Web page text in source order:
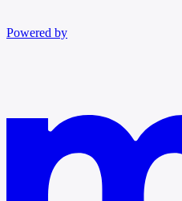
Powered by